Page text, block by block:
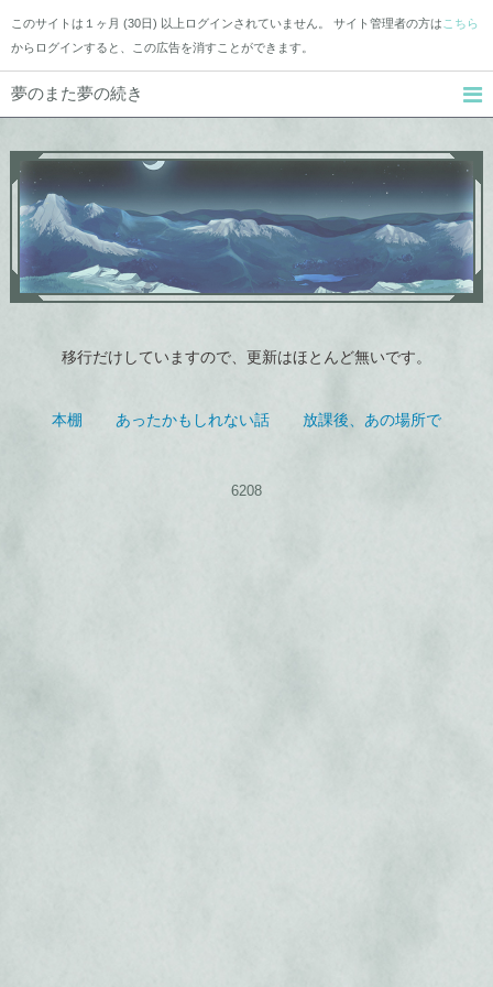
このサイトは１ヶ月 (30日) 以上ログインされていません。 サイト管理者の方は こちら
からログインすると、この広告を消すことができます。
夢のまた夢の続き
移行だけしていますので、更新はほとんど無いです。
本棚 あったかもしれない話 放課後、あの場所で
6208